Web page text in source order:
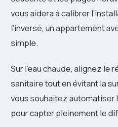
vous aidera à calibrer
l’inverse, un appartement
simple.
Sur l’eau chaude, alignez
sanitaire tout en évitant la
vous souhaitez automatiser
pour capter pleinement le